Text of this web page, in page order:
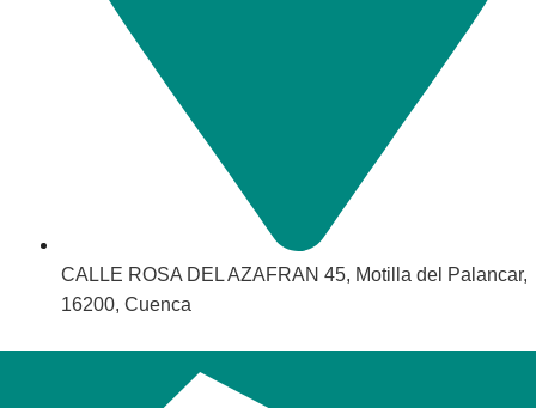
CALLE ROSA DEL AZAFRAN 45, Motilla del Palancar,
16200, Cuenca